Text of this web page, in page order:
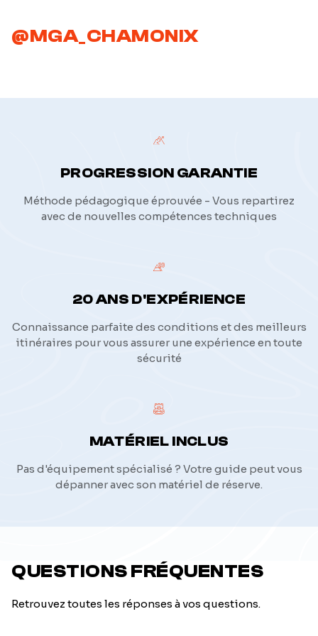
@MGA_CHAMONIX
PROGRESSION GARANTIE
Méthode pédagogique éprouvée - Vous repartirez
avec de nouvelles compétences techniques
20 ANS D'EXPÉRIENCE
Connaissance parfaite des conditions et des meilleurs
itinéraires pour vous assurer une expérience en toute
sécurité
MATÉRIEL INCLUS
Pas d'équipement spécialisé ? Votre guide peut vous
dépanner avec son matériel de réserve.
QUESTIONS FRÉQUENTES
Retrouvez toutes les réponses à vos questions.